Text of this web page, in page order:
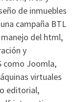
de inmuebles
campaña BTL
del html,
y
como Joomla,
virtuales
editorial,